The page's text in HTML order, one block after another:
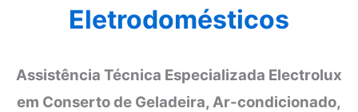
Eletrodomésticos
Assistência Técnica Especializada Electrolux
em Conserto de Geladeira, Ar-condicionado,